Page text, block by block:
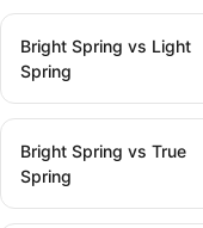
Bright Spring vs Light
Spring
Bright Spring vs True
Spring